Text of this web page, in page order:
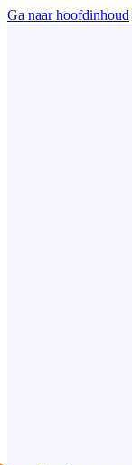
Ga naar hoofdinhoud